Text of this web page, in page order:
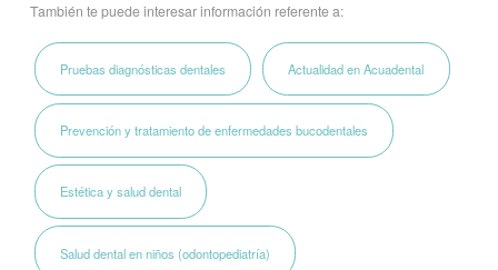
También te puede interesar información referente a:
Pruebas diagnósticas dentales Actualidad en Acuadental
Prevención y tratamiento de enfermedades bucodentales
Estética y salud dental
Salud dental en niños (odontopediatría)